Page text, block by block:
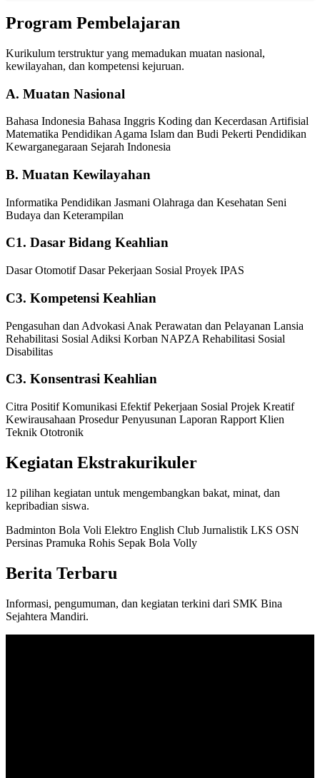
Program Pembelajaran
Kurikulum terstruktur yang memadukan muatan nasional,
kewilayahan, dan kompetensi kejuruan.
A. Muatan Nasional
Bahasa Indonesia Bahasa Inggris Koding dan Kecerdasan Artifisial
Matematika Pendidikan Agama Islam dan Budi Pekerti Pendidikan
Kewarganegaraan Sejarah Indonesia
B. Muatan Kewilayahan
Informatika Pendidikan Jasmani Olahraga dan Kesehatan Seni
Budaya dan Keterampilan
C1. Dasar Bidang Keahlian
Dasar OtomotifDasar Pekerjaan Sosial Proyek IPAS
C3. Kompetensi Keahlian
Pengasuhan dan Advokasi Anak Perawatan dan Pelayanan Lansia
Rehabilitasi Sosial Adiksi Korban NAPZA Rehabilitasi Sosial
Disabilitas
C3. Konsentrasi Keahlian
Citra PositifKomunikasi EfektifPekerjaan Sosial Projek Kreatif
Kewirausahaan Prosedur Penyusunan Laporan Rapport Klien
Teknik Ototronik
Kegiatan Ekstrakurikuler
12 pilihan kegiatan untuk mengembangkan bakat, minat, dan
kepribadian siswa.
Badminton Bola Voli Elektro English Club Jurnalistik LKS OSN
Persinas Pramuka Rohis Sepak Bola Volly
Berita Terbaru
Informasi, pengumuman, dan kegiatan terkini dari SMK Bina
Sejahtera Mandiri.